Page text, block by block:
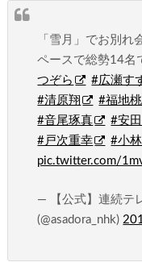
「雪月」でお別れ
ペースで総勢14名
つぞら
#広瀬す
#清原翔
#福地
#音尾琢真
#安
#戸次重幸
#小
pic.twitter.com/
— 【公式】連続テ
(@asadora_nhk)